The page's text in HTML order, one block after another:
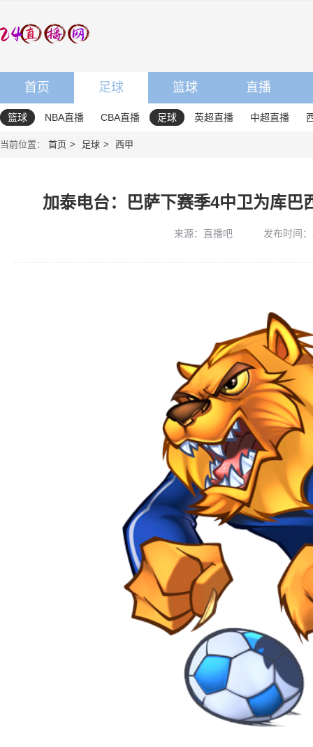
首页 足球 篮球 直播
篮球 NBA直播 CBA直播 足球 英超直播 中超直播
当前位置： 首页 足球 西甲
加泰电台：巴萨下赛季4中卫为库巴
来源：直播吧 发布时间